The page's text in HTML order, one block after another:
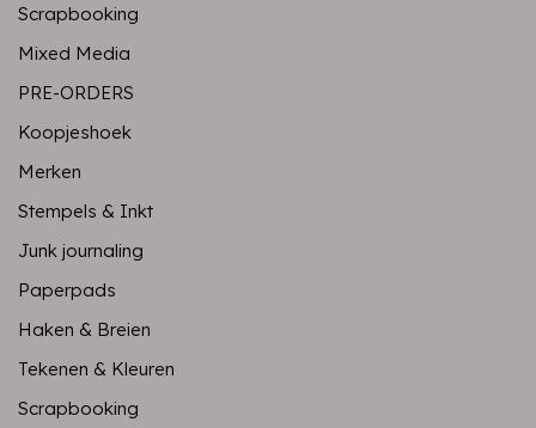
Scrapbooking
Mixed Media
PRE-ORDERS
Koopjeshoek
Merken
Stempels & Inkt
Junk journaling
Paperpads
Haken & Breien
Tekenen & Kleuren
Scrapbooking